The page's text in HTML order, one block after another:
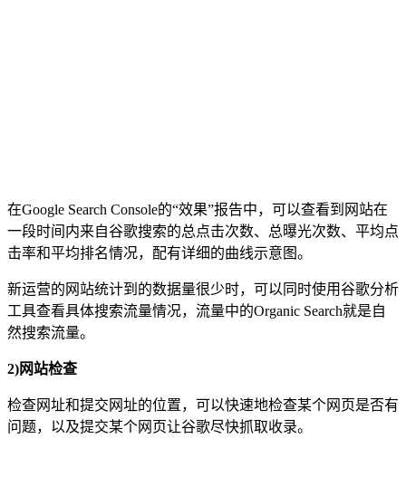
在Google Search Console的“效果”报告中，可以查看到网站在
一段时间内来自谷歌搜索的总点击次数、总曝光次数、平均点
击率和平均排名情况，配有详细的曲线示意图。
新运营的网站统计到的数据量很少时，可以同时使用谷歌分析
工具查看具体搜索流量情况，流量中的Organic Search就是自
然搜索流量。
2)网站检查
检查网址和提交网址的位置，可以快速地检查某个网页是否有
问题，以及提交某个网页让谷歌尽快抓取收录。